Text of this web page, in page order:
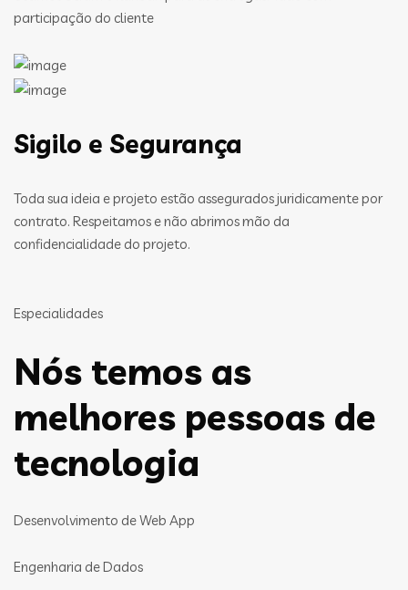
participação do cliente
Sigilo e Segurança
Toda sua ideia e projeto estão assegurados juridicamente por
contrato. Respeitamos e não abrimos mão da
confidencialidade do projeto.
Especialidades
Nós temos as
melhores pessoas de
tecnologia
Desenvolvimento de Web App
Engenharia de Dados